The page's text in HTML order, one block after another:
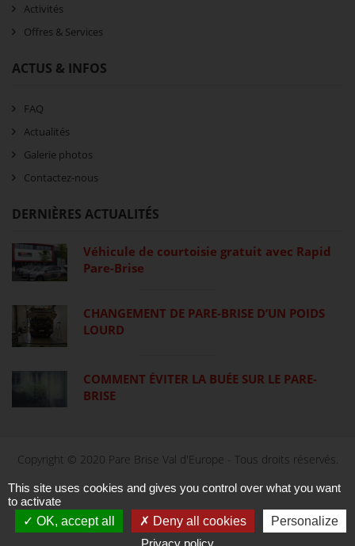
Activités
Offres & Services
ACTUS & INFOS
FAQ
Actualités
Galerie photos
Contactez-nous
DERNIÈRES ACTUALITÉS
Véhicule de courtoisie gratuit avec Rapid
Pare-Brise
CHANGEMENT DE PARE-BRISE D’UN POIDS
LOURD
COMMENT ÉVITER LA BUÉE SUR LE PARE-
BRISE
Copyright © 2020 Pare Brise Val d'Europe - Tous droits réservés.
Accueil
Mentions légales
Politique de confidentialité
This site uses cookies and gives you control over what you want
to activate
OK, accept all
Deny all cookies
Personalize
Privacy policy